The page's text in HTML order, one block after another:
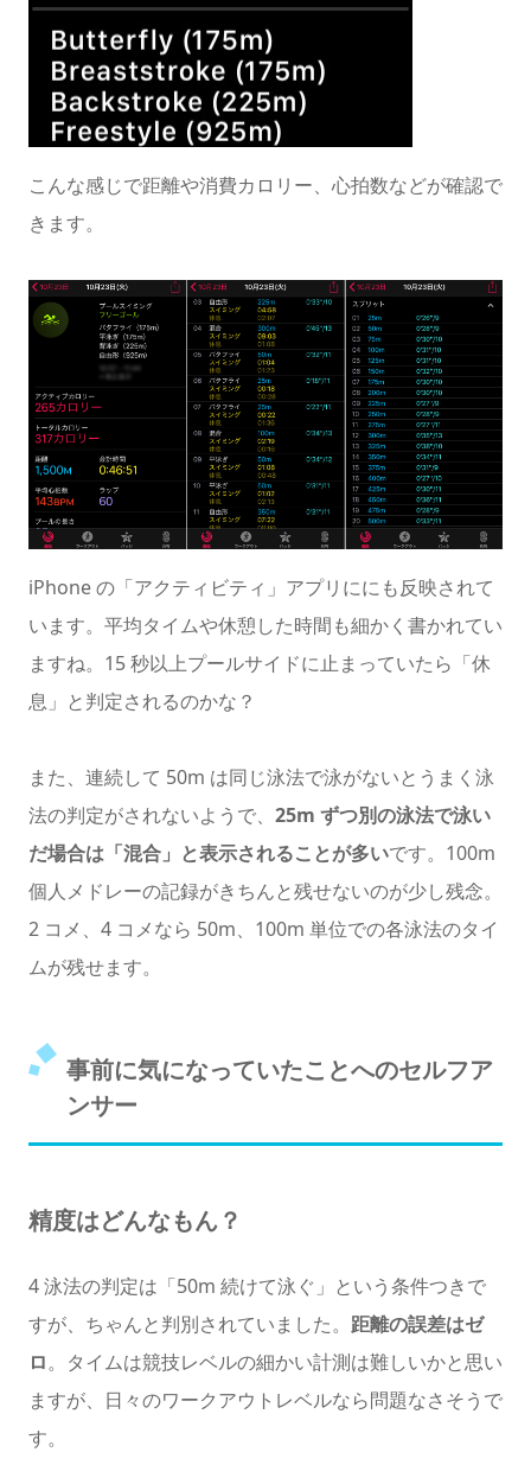
こんな感じで距離や消費カロリー、心拍数などが確認で
きます。
iPhone の「アクティビティ」アプリににも反映されて
います。平均タイムや休憩した時間も細かく書かれてい
ますね。15 秒以上プールサイドに止まっていたら「休
息」と判定されるのかな？
また、連続して 50m は同じ泳法で泳がないとうまく泳
法の判定がされないようで、 25m ずつ別の泳法で泳い
だ場合は「混合」と表示されることが多いです。100m
個人メドレーの記録がきちんと残せないのが少し残念。
2 コメ、4 コメなら 50m、100m 単位での各泳法のタイ
ムが残せます。
事前に気になっていたことへのセルフア
ンサー
精度はどんなもん？
4 泳法の判定は「50m 続けて泳ぐ」という条件つきで
すが、ちゃんと判別されていました。 距離の誤差はゼ
ロ。タイムは競技レベルの細かい計測は難しいかと思い
ますが、日々のワークアウトレベルなら問題なさそうで
す。